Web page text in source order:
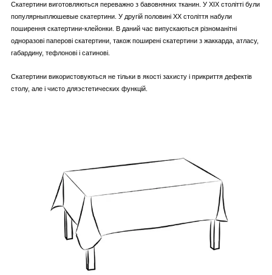
Скатертини виготовляються переважно з бавовняних тканин. У XIX столітті були
популярныплюшевые скатертини. У другій половині ХХ століття набули
поширення скатертини-клейонки. В даний час випускаються різноманітні
одноразові паперові скатертини, також поширені скатертини з жаккарда, атласу,
габардину, тефлонові і сатинові.
Скатертини використовуються не тільки в якості захисту і прикриття дефектів
столу, але і чисто дляэстетических функцій.